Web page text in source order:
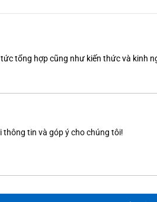
tổng hợp cũng như kiến thức và kinh
tin và góp ý cho chúng tôi!